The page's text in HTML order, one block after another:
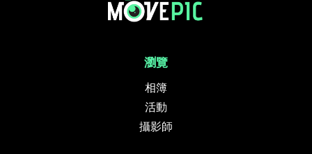
瀏覽
相簿
活動
攝影師